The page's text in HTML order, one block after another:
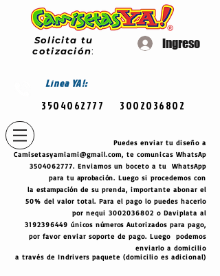
Solicita tu
cotización:
Ingreso
LíneaYA!:
3504062777 3002036802
Puedes enviar tu diseño a
Camisetasyamiami@gmail.com, te comunicas WhatsAp
3504062777. Enviamos un boceto a tu WhatsApp
para tu aprobación. Luego si procedemos con
laestampación de su prenda, importante abonar el
50% del valor total. Para el pago lo puedes hacerlo
por nequi 3002036802 o Daviplata al
3192396449 únicos números Autorizados para pago,
por favor enviar soporte de pago. Luego podemos
enviarlo a domicilio
a través de Indrivers paquete (domicilio es adicional)